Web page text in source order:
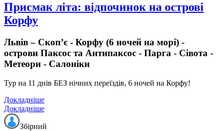
Присмак літа: відпочинок на острові
Корфу
Львів – Скоп’є - Корфу (6 ночей на морі) -
острови Паксос та Антипаксос - Парга - Сівота -
Метеори - Cалоніки
Тур на 11 днів БЕЗ нічних переїздів, 6 ночей на Корфу!
Докладніше
Докладніше
Збірний